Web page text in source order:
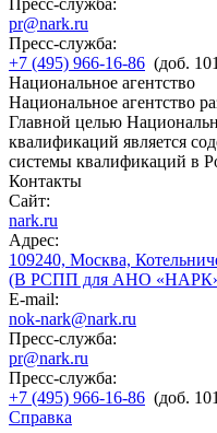
Пресс-служба:
pr@nark.ru
Пресс-служба:
+7 (495) 966-16-86 (доб.
Национальное агентство
Национальное агентство
Главной целью
квалификаций является
системы квалификаций в
Контакты
Сайт:
nark.ru
Адрес:
109240, Москва,
(В РСПП для АНО
E-mail:
nok-nark@nark.ru
Пресс-служба:
pr@nark.ru
Пресс-служба:
+7 (495) 966-16-86 (доб.
Справка